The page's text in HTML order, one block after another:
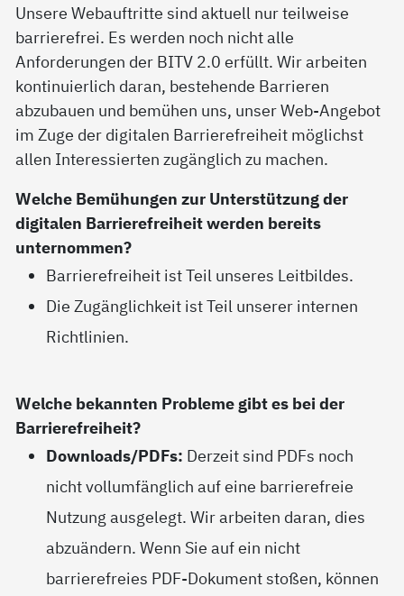
Unsere Webauftritte sind aktuell nur teilweise
barrierefrei. Es werden noch nicht alle
Anforderungen der BITV 2.0 erfüllt. Wir arbeiten
kontinuierlich daran, bestehende Barrieren
abzubauen und bemühen uns, unser Web-Angebot
im Zuge der digitalen Barrierefreiheit möglichst
allen Interessierten zugänglich zu machen.
Welche Bemühungen zur Unterstützung der
digitalen Barrierefreiheit werden bereits
unternommen?
Barrierefreiheit ist Teil unseres Leitbildes.
Die Zugänglichkeit ist Teil unserer internen
Richtlinien.
Welche bekannten Probleme gibt es bei der
Barrierefreiheit?
Downloads/PDFs: Derzeit sind PDFs noch
nicht vollumfänglich auf eine barrierefreie
Nutzung ausgelegt. Wir arbeiten daran, dies
abzuändern. Wenn Sie auf ein nicht
barrierefreies PDF-Dokument stoßen, können